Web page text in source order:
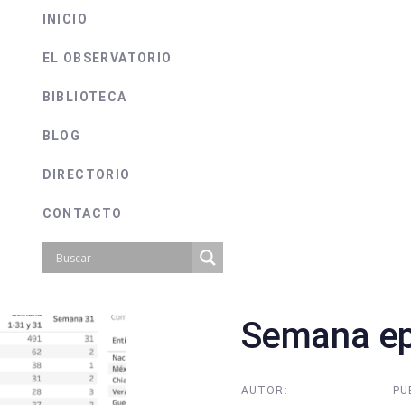
INICIO
EL OBSERVATORIO
BIBLIOTECA
BLOG
DIRECTORIO
CONTACTO
Semana
AUTOR: